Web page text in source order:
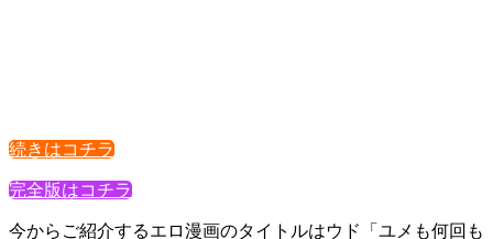
続きはコチラ
完全版はコチラ
今からご紹介するエロ漫画のタイトルはウド「ユメも何回も